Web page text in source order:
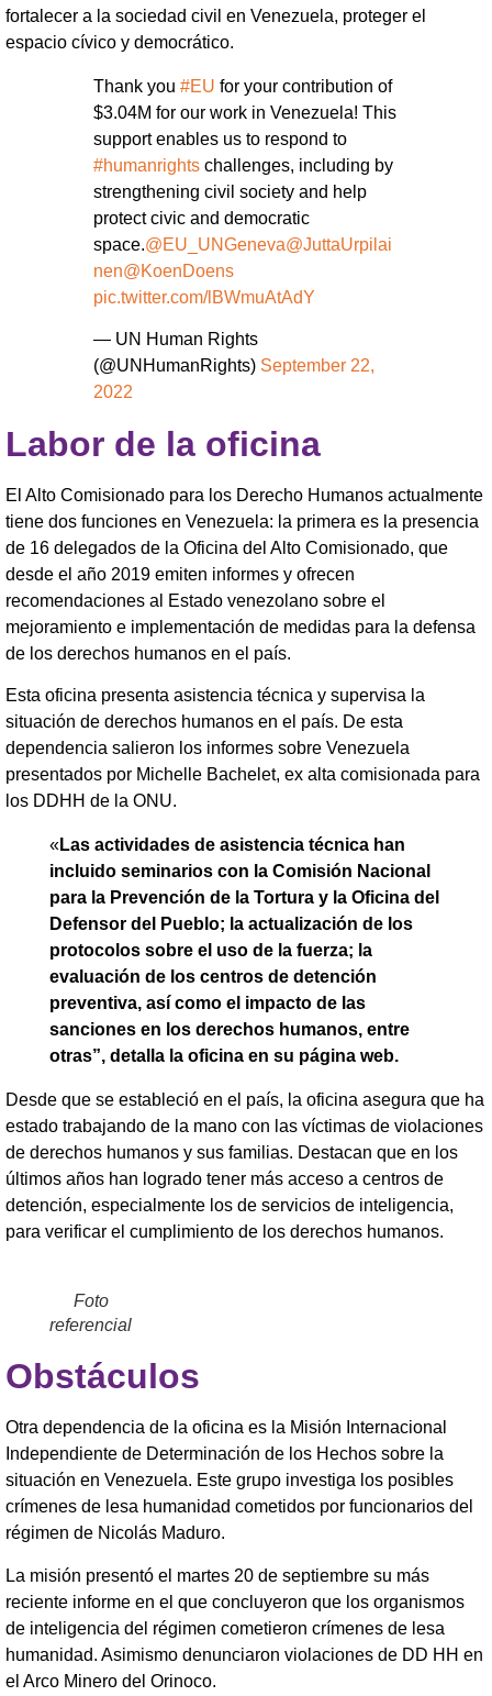
fortalecer a la sociedad civil en Venezuela, proteger el
espacio cívico y democrático.
Thank you #EU for your contribution of
$3.04M for our work in Venezuela! This
support enables us to respond to
#humanrights challenges, including by
strengthening civil society and help
protect civic and democratic
space.@EU_UNGeneva@JuttaUrpilai
nen@KoenDoens
pic.twitter.com/lBWmuAtAdY
— UN Human Rights
(@UNHumanRights) September 22,
2022
Labor de la oficina
El Alto Comisionado para los Derecho Humanos actualmente
tiene dos funciones en Venezuela: la primera es la presencia
de 16 delegados de la Oficina del Alto Comisionado, que
desde el año 2019 emiten informes y ofrecen
recomendaciones al Estado venezolano sobre el
mejoramiento e implementación de medidas para la defensa
de los derechos humanos en el país.
Esta oficina presenta asistencia técnica y supervisa la
situación de derechos humanos en el país. De esta
dependencia salieron los informes sobre Venezuela
presentados por Michelle Bachelet, ex alta comisionada para
los DDHH de la ONU.
«Las actividades de asistencia técnica han
incluido seminarios con la Comisión Nacional
para la Prevención de la Tortura y la Oficina del
Defensor del Pueblo; la actualización de los
protocolos sobre el uso de la fuerza; la
evaluación de los centros de detención
preventiva, así como el impacto de las
sanciones en los derechos humanos, entre
otras”, detalla la oficina en su página web.
Desde que se estableció en el país, la oficina asegura que ha
estado trabajando de la mano con las víctimas de violaciones
de derechos humanos y sus familias. Destacan que en los
últimos años han logrado tener más acceso a centros de
detención, especialmente los de servicios de inteligencia,
para verificar el cumplimiento de los derechos humanos.
Foto
referencial
Obstáculos
Otra dependencia de la oficina es la Misión Internacional
Independiente de Determinación de los Hechos sobre la
situación en Venezuela. Este grupo investiga los posibles
crímenes de lesa humanidad cometidos por funcionarios del
régimen de Nicolás Maduro.
La misión presentó el martes 20 de septiembre su más
reciente informe en el que concluyeron que los organismos
de inteligencia del régimen cometieron crímenes de lesa
humanidad. Asimismo denunciaron violaciones de DD HH en
el Arco Minero del Orinoco.